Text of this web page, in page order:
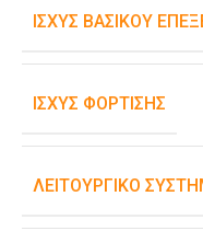
ΙΣΧΎΣ ΒΑΣΙΚΟΎ
ΙΣΧΎΣ ΦΌΡΤΙΣΗΣ
ΛΕΙΤΟΥΡΓΙΚΌ